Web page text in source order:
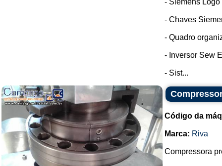
- Siemens Logo
- Chaves
- Quadro
- Inversor Sew
- Sist...
Código da
Marca: Riva
Compressora